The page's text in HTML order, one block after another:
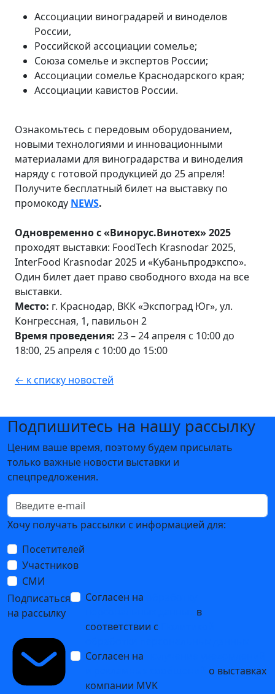
Ассоциации виноградарей и виноделов
России,
Российской ассоциации сомелье;
Союза сомелье и экспертов России;
Ассоциации сомелье Краснодарского края;
Ассоциации кавистов России.
Ознакомьтесь с передовым оборудованием,
новыми технологиями и инновационными
материалами для виноградарства и виноделия
наряду с готовой продукцией до 25 апреля!
Получите бесплатный билет на выставку по
промокоду NEWS.
Одновременно с «Винорус.Винотех» 2025
проходят выставки: FoodTech Krasnodar 2025,
InterFood Krasnodar 2025 и «Кубаньпродэкспо».
Один билет дает право свободного входа на все
выставки.
Место: г. Краснодар, ВКК «Экспоград Юг», ул.
Конгрессная, 1, павильон 2
Время проведения: 23 – 24 апреля с 10:00 до
18:00, 25 апреля с 10:00 до 15:00
← к списку новостей
Подпишитесь на нашу рассылку
Ценим ваше время, поэтому будем присылать
только важные новости выставки и
спецпредложения.
Хочу получать рассылки с информацией для:
Посетителей
Участников
СМИ
Подписаться
на рассылку
Согласен на
в
соответствии с
Согласен на
о выставках
компании MVK